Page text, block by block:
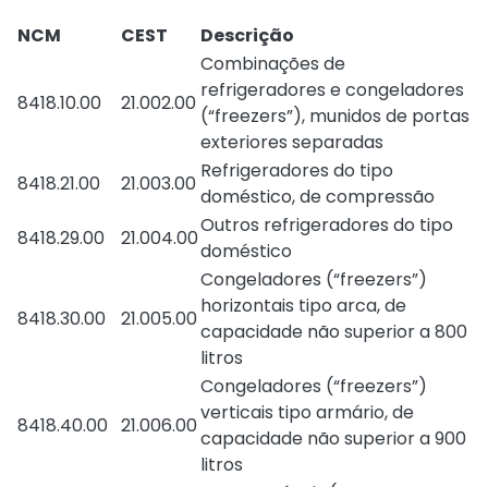
NCM
CEST Descrição
8418.10.00 21.002.00
Combinações de
refrigeradores e congeladores
(“freezers”), munidos de portas
exteriores separadas
8418.21.00
21.003.00
Refrigeradores do tipo
doméstico, de compressão
8418.29.00
21.004.00
Outros refrigeradores do tipo
doméstico
8418.30.00 21.005.00
Congeladores (“freezers”)
horizontais tipo arca, de
capacidade não superior a 800
litros
8418.40.00 21.006.00
Congeladores (“freezers”)
verticais tipo armário, de
capacidade não superior a 900
litros